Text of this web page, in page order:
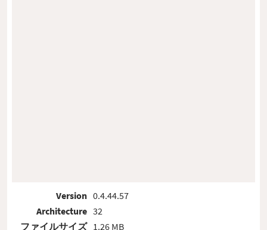
Version
Architecture
ファイルサイズ
0.4.44.57
32
1.26 MB